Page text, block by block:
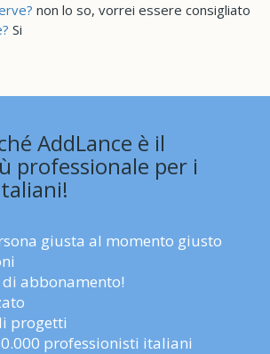
non lo so, vorrei essere consigliato
Si
AddLance è il
professionale per i
giusta al momento giusto
di abbonamento!
progetti
professionisti italiani